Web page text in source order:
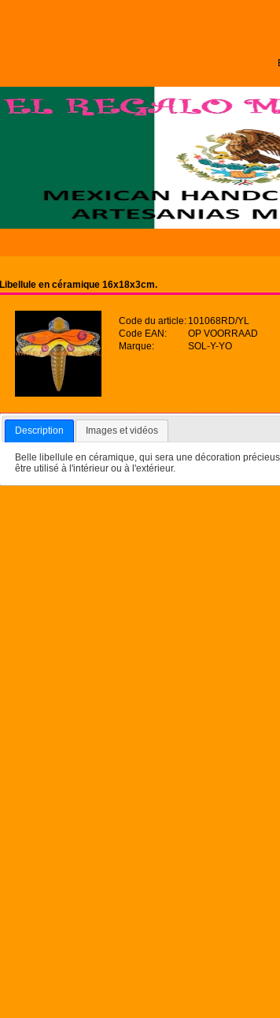
Libellule en céramique 16x18x3cm.
Code du article: 101068RD/YL
Code EAN:
OP VOORRAAD
Marque:
SOL-Y-YO
Description Images et vidéos
Belle libellule en céramique, qui sera une décoration
être utilisé à l'intérieur ou à l'extérieur.